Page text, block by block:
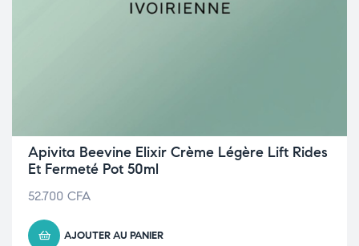
Apivita Beevine Elixir Crème Légère Lift Rides
Et Fermeté Pot 50ml
52.700 CFA
AJOUTER AU PANIER